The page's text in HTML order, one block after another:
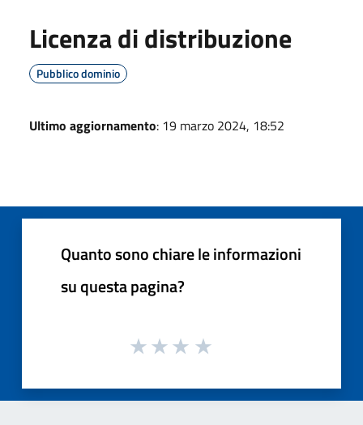
Licenza di distribuzione
Pubblico dominio
Ultimo aggiornamento: 19 marzo 2024, 18:52
Quanto sono chiare le informazioni
su questa pagina?